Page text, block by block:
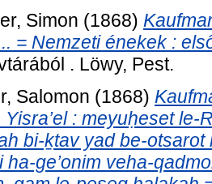
Simon (1868)
= Nemzeti énekek :
. Löwy, Pest.
Salomon (1868)
Yisra’el : meyuḥeset
bi-ḵtav yad be-
ha-ge’onim veha-